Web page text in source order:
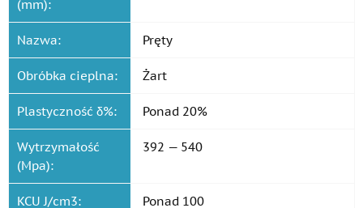
(mm):
Nazwa: Pręty
Obróbka cieplna: Żart
Plastyczność δ%: Ponad 20%
Wytrzymałość
(Mpa):
392 — 540
KCU J/cm3: Ponad 100